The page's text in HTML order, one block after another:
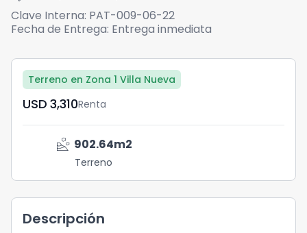
Clave Interna: PAT-009-06-22
Fecha de Entrega: Entrega inmediata
Terreno en Zona 1 Villa Nueva
USD	3,310Renta
landslide 902.64m2
Terreno
Descripción